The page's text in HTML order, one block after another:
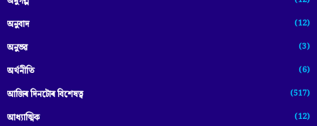
অনুবাদ (12)
অনুভৱ (3)
অৰ্থনীতি (6)
আজিৰ দিনটোৰ বিশেষত্ব (517)
আধ্যাত্মিক (12)